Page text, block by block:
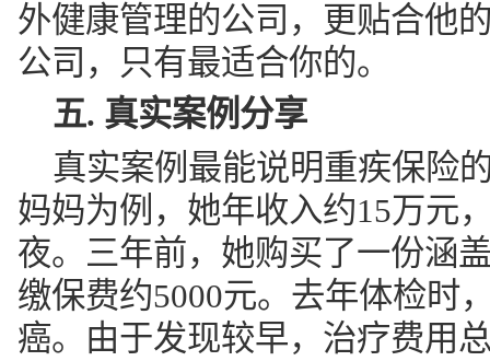
外健康管理的公司，更贴合他
公司，只有最适合你的。
五. 真实案例分享
真实案例最能说明重疾保险
妈妈为例，她年收入约15万元
夜。三年前，她购买了一份涵
缴保费约5000元。去年体检时
癌。由于发现较早，治疗费用